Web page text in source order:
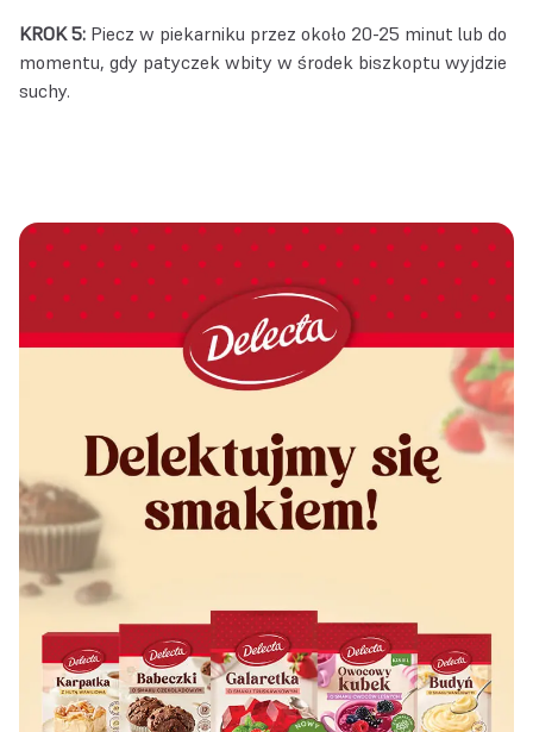
KROK 5: Piecz w piekarniku przez około 20-25 minut lub do
momentu, gdy patyczek wbity w środek biszkoptu wyjdzie
suchy.